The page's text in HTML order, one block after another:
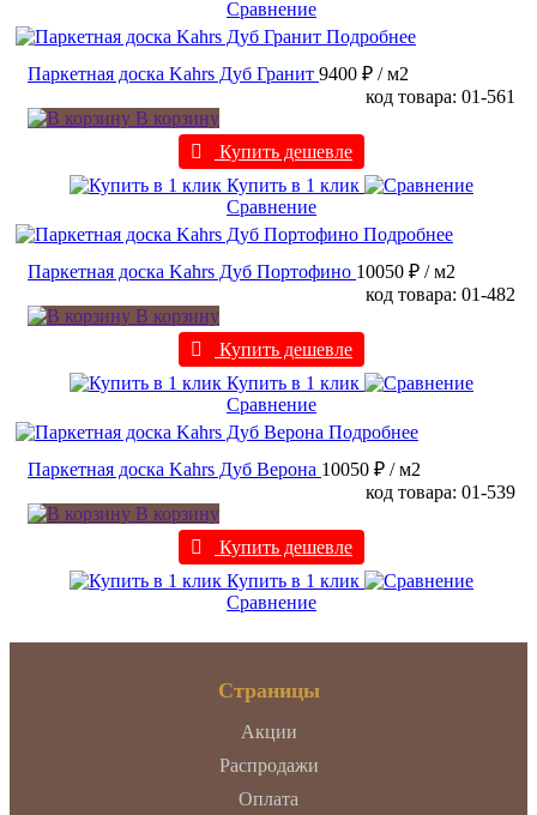
Сравнение
Подробнее
Паркетная доска Kahrs Дуб Гранит 9400 ₽ / м2
код товара: 01-561
В корзину
Купить дешевле
Купить в 1 клик
Сравнение
Подробнее
Паркетная доска Kahrs Дуб Портофино 10050 ₽ / м2
код товара: 01-482
В корзину
Купить дешевле
Купить в 1 клик
Сравнение
Подробнее
Паркетная доска Kahrs Дуб Верона 10050 ₽ / м2
код товара: 01-539
В корзину
Купить дешевле
Купить в 1 клик
Сравнение
Страницы
Акции
Распродажи
Оплата